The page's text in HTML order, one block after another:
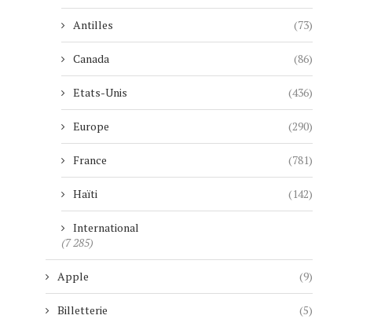
Antilles (73)
Canada (86)
Etats-Unis (436)
Europe (290)
France (781)
Haïti (142)
International
(7 285)
Apple (9)
Billetterie (5)